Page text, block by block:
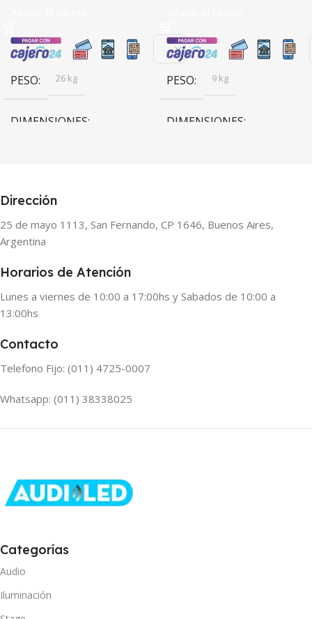
PESO 26 kg
DIMENSIONES
PESO 9 kg
DIMENSIONES
Dirección
25 de mayo 1113, San Fernando, CP 1646, Buenos Aires,
Argentina
Horarios de Atención
Lunes a viernes de 10:00 a 17:00hs y Sabados de 10:00 a
13:00hs
Contacto
Telefono Fijo: (011) 4725-0007
Whatsapp: (011) 38338025
Categorías
Audio
Iluminación